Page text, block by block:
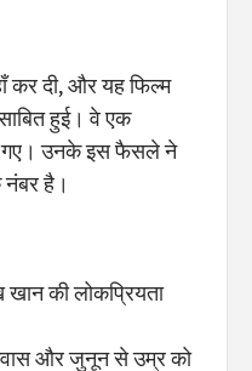
कर दी, और यह फिल्म
हुई। वे एक
गए। उनके इस फैसले ने
नंबर है।
की लोकप्रियता
और जुनून से उम्र को